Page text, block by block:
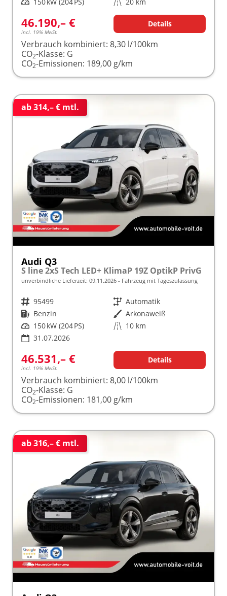
46.190,– €
incl. 19% MwSt.
Details
Verbrauch kombiniert: 8,30 l/100km
CO2-Klasse: G
CO2-Emissionen: 189,00 g/km
ab 314,– € mtl.
Audi Q3
S line 2xS Tech LED+ KlimaP 19Z OptikP PrivG
unverbindliche Lieferzeit: 09.11.2026 Fahrzeug mit Tageszulassung
Fahrzeugnr. 95499 Getriebe Automatik
Kraftstoff Benzin Außenfarbe Arkonaweiß
Leistung 150 kW (204 PS) Kilometerstand 10 km
31.07.2026
46.531,– €
incl. 19% MwSt.
Details
Verbrauch kombiniert: 8,00 l/100km
CO2-Klasse: G
CO2-Emissionen: 181,00 g/km
ab 316,– € mtl.